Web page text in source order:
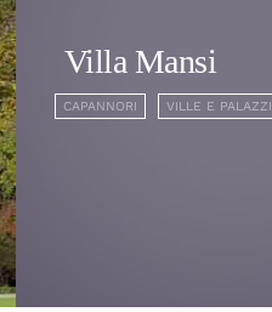
Villa Mansi
CAPANNORI VILLE E PALAZZI